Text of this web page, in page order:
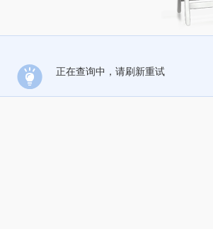
正在查询中，请刷新重试